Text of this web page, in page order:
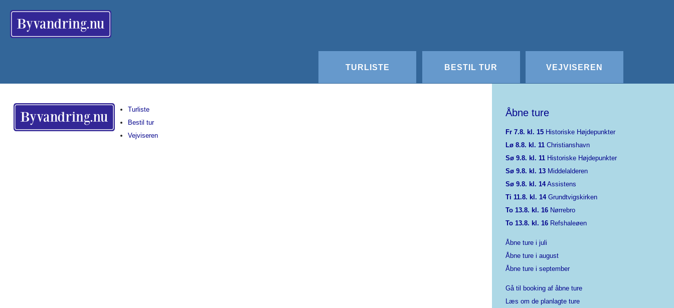
TURLISTE BESTIL TUR VEJVISEREN
Turliste
Bestil tur
Vejviseren
Åbne ture
Fr 7.8. kl. 15 Historiske Højdepunkter
Lø 8.8. kl. 11 Christianshavn
Sø 9.8. kl. 11 Historiske Højdepunkter
Sø 9.8. kl. 13 Middelalderen
Sø 9.8. kl. 14Assistens
Ti 11.8. kl. 14Grundtvigskirken
To 13.8. kl. 16 Nørrebro
To 13.8. kl. 16 Refshaleøen
Åbne ture i juli
Åbne ture i august
Åbne ture i september
Gå til booking af åbne ture
Læs om de planlagte ture